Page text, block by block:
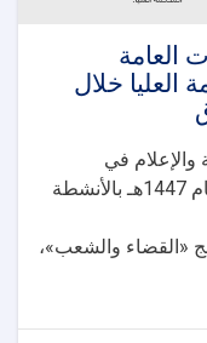
العامة
العليا خلال
والإعلام في
المحكمة العليا خلال الربع الثالث من عام 1447هـ بالأنشطة
(4) من برنامج «القضاء والشعب»،